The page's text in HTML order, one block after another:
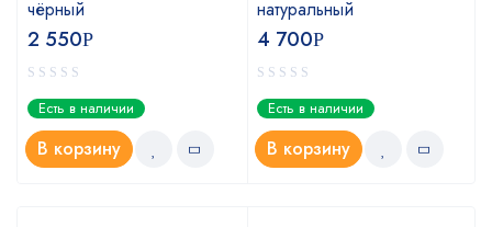
чёрный
2 550Р
Есть в наличии
В корзину
натуральный
4 700Р
Есть в наличии
В корзину